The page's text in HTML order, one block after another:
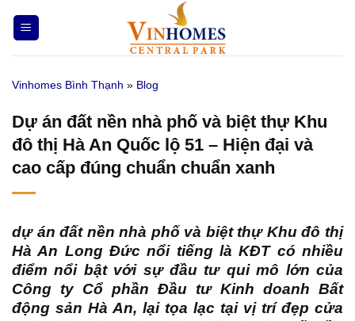
qua
nội
Vinhomes Bình Thạnh » Blog
Dự án đất nền nhà phố và biệt thự Khu
đô thị Hà An Quốc lộ 51 – Hiện đại và
cao cấp đúng chuẩn chuẩn xanh
dự án đất nền nhà phố và biệt thự Khu đô thị
Hà An Long Đức nổi tiếng là KĐT có nhiều
điểm nổi bật với sự đầu tư qui mô lớn của
Công ty Cổ phần Đầu tư Kinh doanh Bất
động sản Hà An, lại tọa lạc tại vị trí đẹp cửa